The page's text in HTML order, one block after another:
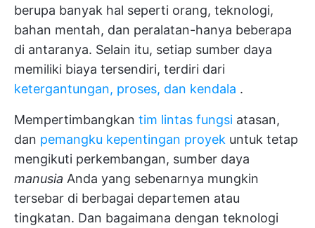
berupa banyak hal seperti orang, teknologi,
bahan mentah, dan peralatan-hanya beberapa
di antaranya. Selain itu, setiap sumber daya
memiliki biaya tersendiri, terdiri dari
ketergantungan, proses, dan kendala .
Mempertimbangkan tim lintas fungsi atasan,
dan pemangku kepentingan proyek untuk tetap
mengikuti perkembangan, sumber daya
manusia Anda yang sebenarnya mungkin
tersebar di berbagai departemen atau
tingkatan. Dan bagaimana dengan teknologi